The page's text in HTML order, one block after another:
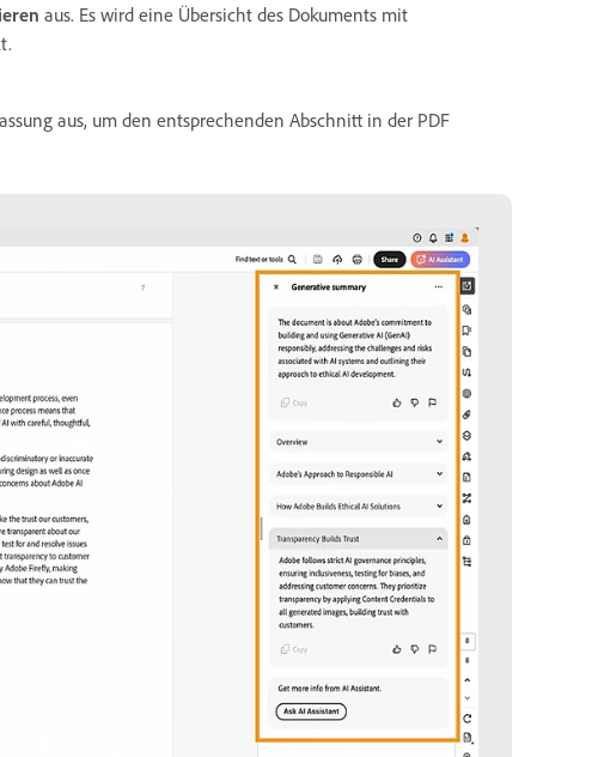
aus. Es wird eine Übersicht des Dokuments mit
aus, um den entsprechenden Abschnitt in der PDF